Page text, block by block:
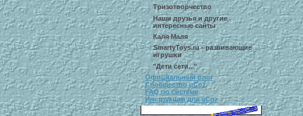
Тризотворчество
Наши друзья и другие
интересные сайты
Каля Маля
SmartyToys.ru - развивающие
игрушки
"Дети сети..."
Официальный блог
Сообщество uCoz
FAQ по системе
Инструкции для uCoz